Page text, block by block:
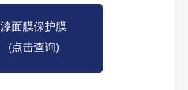
漆面膜保护膜
(点击查询)